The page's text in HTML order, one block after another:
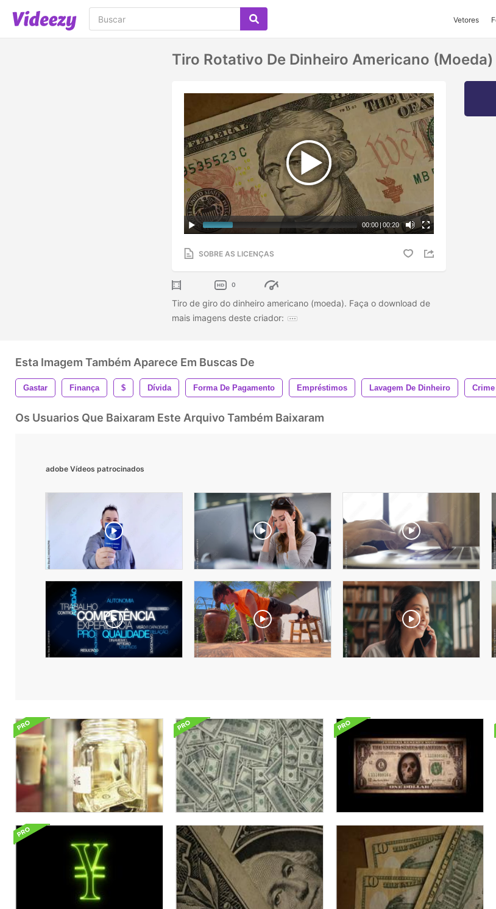
Vetores
Tiro Rotativo De Dinheiro Americano (moeda)
00:00| 00:20
SOBRE AS LICENÇAS
0
Tiro de giro do dinheiro americano (moeda). Faça o download de
mais imagens deste criador:
Esta Imagem Também Aparece Em Buscas De
Gastar Finança $ Dívida Forma De Pagamento Empréstimos Lavagem De Dinheiro
Os Usuarios Que Baixaram Este Arquivo Também Baixaram
adobe Vídeos patrocinados